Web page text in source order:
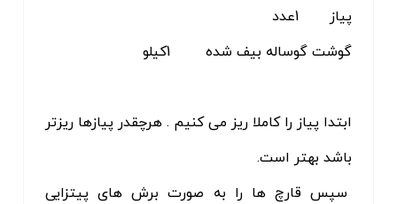
پیاز 1عدد
گوشت گوساله بیف شده 1کیلو
ابتدا پیاز را کاملا ریز می کنیم . هرچقدر پیازها ریزتر
باشد بهتر است.
سپس قارچ ها را به صورت برش های پیتزایی